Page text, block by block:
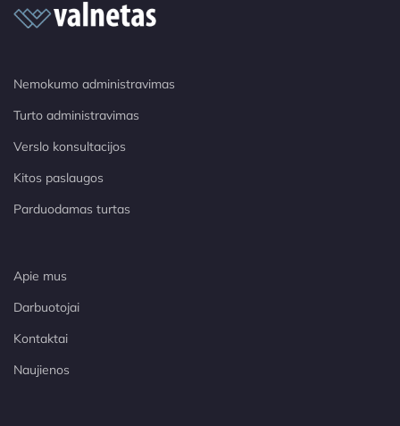
Nemokumo administravimas
Turto administravimas
Verslo konsultacijos
Kitos paslaugos
Parduodamas turtas
Apie mus
Darbuotojai
Kontaktai
Naujienos